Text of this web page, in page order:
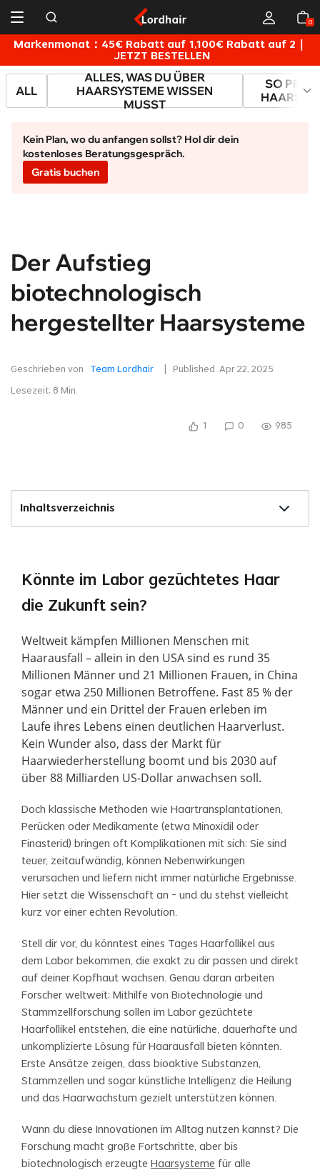
0
Markenmonat：45€ Rabatt auf 1,100€ Rabatt auf 2｜
JETZT BESTELLEN
ALL
ALLES, WAS DU ÜBER
HAARSYSTEME WISSEN
MUSST
SO
Kein Plan, wo du anfangen sollst? Hol dir dein
kostenloses Beratungsgespräch.
Gratis buchen
Inhaltsverzeichnis
Der Aufstieg
biotechnologisch
hergestellter Haarsysteme
Geschrieben von Team Lordhair | Published Apr 22, 2025
Lesezeit: 8 Min.
1 0 985
Inhaltsverzeichnis
Könnte im Labor gezüchtetes Haar
die Zukunft sein?
Weltweit kämpfen Millionen Menschen mit
Haarausfall – allein in den USA sind es rund 35
Millionen Männer und 21 Millionen Frauen, in China
sogar etwa 250 Millionen Betroffene. Fast 85 % der
Männer und ein Drittel der Frauen erleben im
Laufe ihres Lebens einen deutlichen Haarverlust.
Kein Wunder also, dass der Markt für
Haarwiederherstellung boomt und bis 2030 auf
über 88 Milliarden US-Dollar anwachsen soll.
Doch klassische Methoden wie Haartransplantationen,
Perücken oder Medikamente (etwa Minoxidil oder
Finasterid) bringen oft Komplikationen mit sich: Sie sind
teuer, zeitaufwändig, können Nebenwirkungen
verursachen und liefern nicht immer natürliche Ergebnisse.
Hier setzt die Wissenschaft an – und du stehst vielleicht
kurz vor einer echten Revolution.
Stell dir vor, du könntest eines Tages Haarfollikel aus
dem Labor bekommen, die exakt zu dir passen und direkt
auf deiner Kopfhaut wachsen. Genau daran arbeiten
Forscher weltweit: Mithilfe von Biotechnologie und
Stammzellforschung sollen im Labor gezüchtete
Haarfollikel entstehen, die eine natürliche, dauerhafte und
unkomplizierte Lösung für Haarausfall bieten könnten.
Erste Ansätze zeigen, dass bioaktive Substanzen,
Stammzellen und sogar künstliche Intelligenz die Heilung
und das Haarwachstum gezielt unterstützen können.
Wann du diese Innovationen im Alltag nutzen kannst? Die
Forschung macht große Fortschritte, aber bis
biotechnologisch erzeugte Haarsysteme für alle